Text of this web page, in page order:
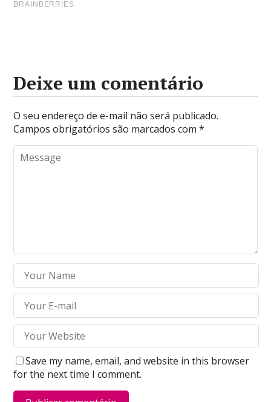
Deixe um comentário
O seu endereço de e-mail não será publicado.
Campos obrigatórios são marcados com*
Save my name, email, and website in this browser
for the next time I comment.